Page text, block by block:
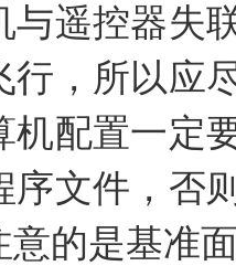
与遥控器失
行，所以应
机配置一定
序文件，否
的是基准